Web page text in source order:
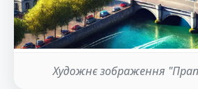
Художнє зображення